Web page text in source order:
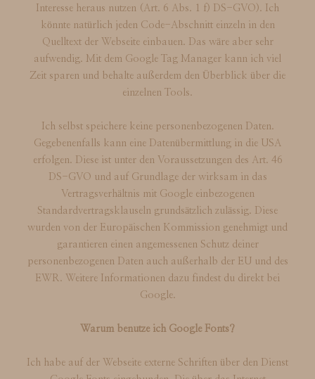
Interesse heraus nutzen (Art. 6 Abs. 1 f) DS-GVO). Ich
könnte natürlich jeden Code-Abschnitt einzeln in den
Quelltext der Webseite einbauen. Das wäre aber sehr
aufwendig. Mit dem Google Tag Manager kann ich viel
Zeit sparen und behalte außerdem den Überblick über die
einzelnen Tools.
Ich selbst speichere keine personenbezogenen Daten.
Gegebenenfalls kann eine Datenübermittlung in die USA
erfolgen. Diese ist unter den Voraussetzungen des Art. 46
DS-GVO und auf Grundlage der wirksam in das
Vertragsverhältnis mit Google einbezogenen
Standardvertragsklauseln grundsätzlich zulässig. Diese
wurden von der Europäischen Kommission genehmigt und
garantieren einen angemessenen Schutz deiner
personenbezogenen Daten auch außerhalb der EU und des
EWR. Weitere Informationen dazu findest du direkt bei
Google.
Warum benutze ich Google Fonts?
Ich habe auf der Webseite externe Schriften über den Dienst